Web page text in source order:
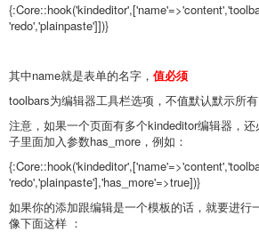
'redo','plainpaste']])}
其中name就是表单的名字， 值必须
toolbars为编辑器工具栏选项，不值默认默示所有
注意，如果一个页面有多个kindeditor编辑器，
子里面加入参数has_more，例如：
'redo','plainpaste'],'has_more'=>true])}
如果你的添加跟编辑是一个模板的话，就要进行
像下面这样 ：